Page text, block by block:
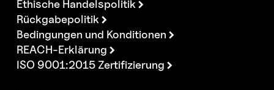
Ethische Handelspolitik
Rückgabepolitik
Bedingungen und Konditionen
REACH-Erklärung
ISO 9001:2015 Zertifizierung